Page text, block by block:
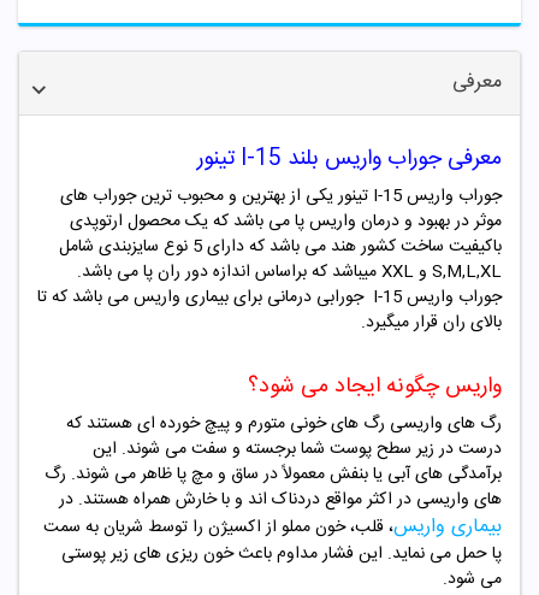
معرفی
معرفی جوراب واریس بلند I-15 تینور
جوراب واریس I-15 تینور یکی از بهترین و محبوب ترین جوراب های
موثر در بهبود و درمان واریس پا می باشد که یک محصول ارتوپدی
باکیفیت ساخت کشور هند می باشد که دارای 5 نوع سایزبندی شامل
S,M,L,XL و XXL میباشد که براساس اندازه دور ران پا می باشد.
جوراب واریس I-15 جورابی درمانی برای بیماری واریس می باشد که تا
بالای ران قرار میگیرد.
واریس چگونه ایجاد می شود؟
رگ های واریسی رگ های خونی متورم و پیچ خورده ای هستند که
درست در زیر سطح پوست شما برجسته و سفت می شوند. این
برآمدگی های آبی یا بنفش معمولاً در ساق و مچ پا ظاهر می شوند. رگ
های واریسی در اکثر مواقع دردناک اند و با خارش همراه هستند. در
بیماری واریس، قلب، خون مملو از اکسیژن را توسط شریان به سمت
پا حمل می نماید. این فشار مداوم باعث خون ریزی های زیر پوستی
می شود.